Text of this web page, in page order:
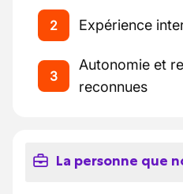
2 Expérience
3
Autonomie et
reconnues
La personne que